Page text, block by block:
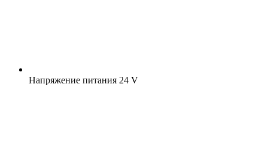
Напряжение питания 24 V